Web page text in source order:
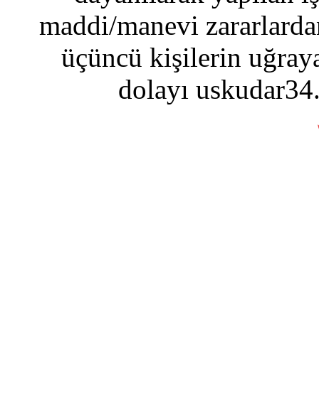
maddi/manevi
üçüncü kişilerin
dolayı